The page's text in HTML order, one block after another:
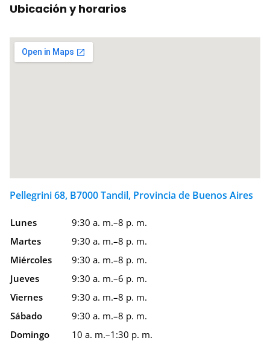
Ubicación y horarios
Pellegrini 68, B7000 Tandil, Provincia de Buenos Aires
Lunes
9:30 a. m.–8 p. m.
Martes
9:30 a. m.–8 p. m.
Miércoles
9:30 a. m.–8 p. m.
Jueves
9:30 a. m.–6 p. m.
Viernes
9:30 a. m.–8 p. m.
Sábado
9:30 a. m.–8 p. m.
Domingo
10 a. m.–1:30 p. m.